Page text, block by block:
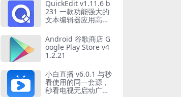
QuickEdit v1.11.6 b
231 一款功能强大的
文本编辑器应用高级
Android 谷歌商店 G
oogle Play Store v4
1.2.21
小白直播 v6.0.1 与秒
看使用的同一套源，
秒看电视无启动广